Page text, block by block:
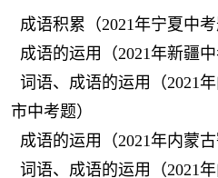
成语积累（2021年宁夏中考
成语的运用（2021年新疆中
词语、成语的运用（2021
市中考题）
成语的运用（2021年内蒙
词语、成语的运用（2021